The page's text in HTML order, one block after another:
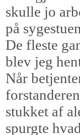
skulle jo
på
De fleste
blev jeg
Når
stukket af
spurgte